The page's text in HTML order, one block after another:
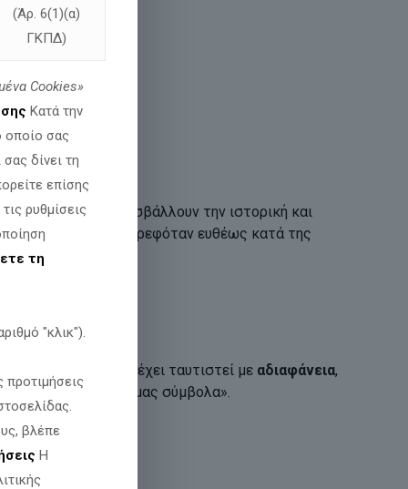
επιλογές που προσβάλλουν την ιστορική και
Πινακοθήκη, που στρεφόταν ευθέως κατά της
μια πολιτική που έχει ταυτιστεί με αδιαφάνεια,
και θρησκευτικά μας σύμβολα».
(Άρ. 6(1)(α)
ΓΚΠΔ)
Cookies»
Κατά την
οποίο σας
δίνει τη
επίσης
ρυθμίσεις
τη
"κλικ").
βλέπε
Η